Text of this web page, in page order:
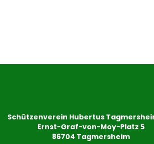
Schützenverein Hubertus
Ernst-Graf-von-Moy-Platz 5
86704 Tagmersheim